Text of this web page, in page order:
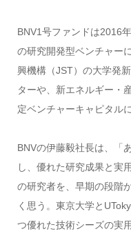
BNV1号ファンドは2016
の研究開発型ベンチャー
興機構（JST）の大学発
ターや、新エネルギー・
定ベンチャーキャピタル
BNVの伊藤毅社長は、「
し、優れた研究成果と実
の研究者を、早期の段階
く思う。東京大学と
つ優れた技術シーズの実